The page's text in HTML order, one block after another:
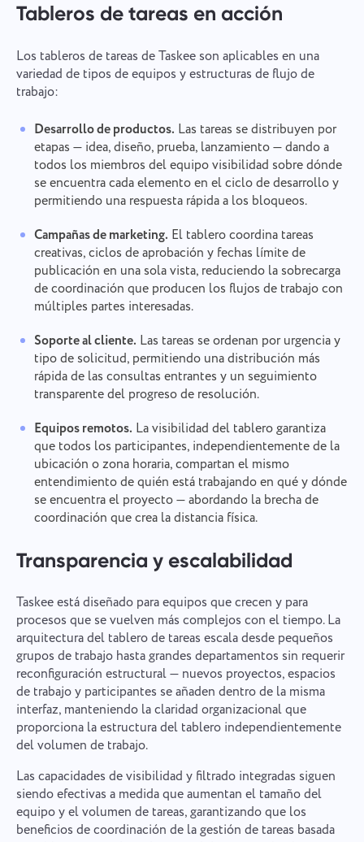
Tableros de tareas en acción
Los tableros de tareas de Taskee son aplicables en una
variedad de tipos de equipos y estructuras de flujo de
trabajo:
Desarrollo de productos. Las tareas se distribuyen por
etapas — idea, diseño, prueba, lanzamiento — dando a
todos los miembros del equipo visibilidad sobre dónde
se encuentra cada elemento en el ciclo de desarrollo y
permitiendo una respuesta rápida a los bloqueos.
Campañas de marketing. El tablero coordina tareas
creativas, ciclos de aprobación y fechas límite de
publicación en una sola vista, reduciendo la sobrecarga
de coordinación que producen los flujos de trabajo con
múltiples partes interesadas.
Soporte al cliente. Las tareas se ordenan por urgencia y
tipo de solicitud, permitiendo una distribución más
rápida de las consultas entrantes y un seguimiento
transparente del progreso de resolución.
Equipos remotos. La visibilidad del tablero garantiza
que todos los participantes, independientemente de la
ubicación o zona horaria, compartan el mismo
entendimiento de quién está trabajando en qué y dónde
se encuentra el proyecto — abordando la brecha de
coordinación que crea la distancia física.
Transparencia y escalabilidad
Taskee está diseñado para equipos que crecen y para
procesos que se vuelven más complejos con el tiempo. La
arquitectura del tablero de tareas escala desde pequeños
grupos de trabajo hasta grandes departamentos sin requerir
reconfiguración estructural — nuevos proyectos, espacios
de trabajo y participantes se añaden dentro de la misma
interfaz, manteniendo la claridad organizacional que
proporciona la estructura del tablero independientemente
del volumen de trabajo.
Las capacidades de visibilidad y filtrado integradas siguen
siendo efectivas a medida que aumentan el tamaño del
equipo y el volumen de tareas, garantizando que los
beneficios de coordinación de la gestión de tareas basada
Informar de un error de
traducción
Proporciona una descripción del problema junto
Examinar archivoso arrastra y suelta
Enviar
Contacta con nosotros
Nombre
Número de teléfono
Email
Tu mensaje
Al hacer clic en el botón "Enviar", acepta el
tratamiento de sus datos personales de acuerdo
con la Política de privacidad.
Informar de un error
Por favor, describe detalladamente el problema
que has encontrado, proporcionando información
específica, y no dudes en adjuntar cualquier
archivo relevante. Tu participación activa nos
garantizando un mejor servicio para todos.
Examinar archivoso arrastra y suelta
Enviar
Your message has been sent
We will contact you soon
Gracias por ser parte de Taskee
Definitivamente nos familiarizaremos con ello y
trataremos de implementarlo en el producto. ¡Nos
ayudas a mejorar cada día!
Sugerir tu función
Cómo funciona
Sugerir
Al hacer clic en el botón, confirmas tu
consentimiento para el procesamiento de
datos personales.